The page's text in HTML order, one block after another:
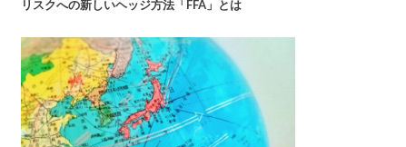
リスクへの新しいヘッジ方法「FFA」とは